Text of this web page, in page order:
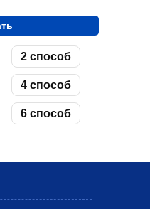
2 способ
4 способ
6 способ